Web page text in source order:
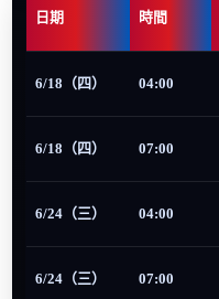
日期 時間
6/18（四） 04:00
6/18（四） 07:00
6/24（三） 04:00
6/24（三） 07:00